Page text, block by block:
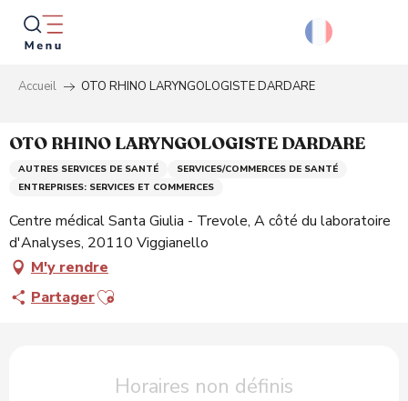
Aller
contenu
principal
Accueil OTO RHINO LARYNGOLOGISTE DARDARE
OTO RHINO LARYNGOLOGISTE DARDARE
AUTRES SERVICES DE SANTÉ
SERVICES/COMMERCES DE SANTÉ
ENTREPRISES: SERVICES ET COMMERCES
Centre médical Santa Giulia - Trevole, A côté du laboratoire
d'Analyses, 20110 Viggianello
M'y rendre
PartagerAjouter aux favoris
Horaires non définis